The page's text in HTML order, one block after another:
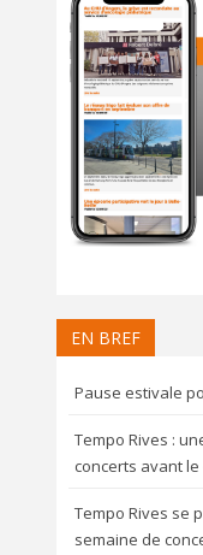
EN BREF
Pause estivale
Tempo Rives :
concerts avant le
Tempo Rives se
semaine de